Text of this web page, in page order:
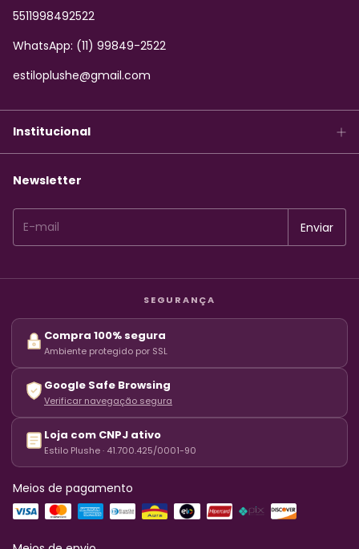
5511998492522
WhatsApp: (11) 99849-2522
estiloplushe@gmail.com
Institucional
Newsletter
SEGURANÇA
Compra 100% segura
Ambiente protegido por SSL
Google Safe Browsing
Verificar navegação segura
Loja com CNPJ ativo
Estilo Plushe · 41.700.425/0001-90
Meios de pagamento